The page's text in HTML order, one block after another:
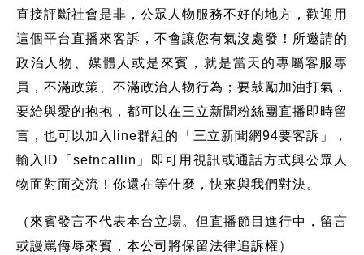
直接評斷社會是非，公眾人物服務不好的地方，歡迎用
這個平台直播來客訴，不會讓您有氣沒處發！所邀請的
政治人物、媒體人或是來賓，就是當天的專屬客服專
員，不滿政策、不滿政治人物行為；要鼓勵加油打氣，
要給與愛的抱抱，都可以在三立新聞粉絲團直播即時留
言，也可以加入line群組的「三立新聞網94要客訴」，
輸入ID「setncallin」即可用視訊或通話方式與公眾人
物面對面交流！你還在等什麼，快來與我們對決。
（來賓發言不代表本台立場。但直播節目進行中，留言
或謾罵侮辱來賓，本公司將保留法律追訴權）